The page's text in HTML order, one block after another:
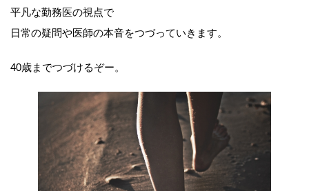
平凡な勤務医の視点で
日常の疑問や医師の本音をつづっていきます。
40歳までつづけるぞー。